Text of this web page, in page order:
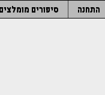
התחנה סיפורים מומלצים